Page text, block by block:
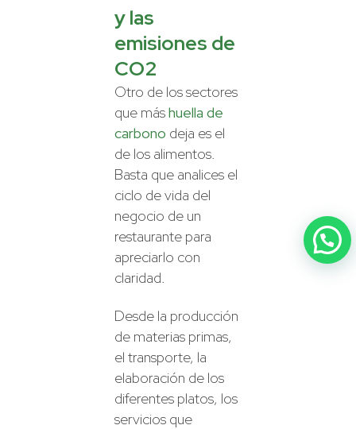
y las
emisiones de
CO2
Otro de los sectores
que máshuella de
carbono deja es el
de los alimentos.
Basta que analices el
ciclo de vida del
negocio de un
restaurante para
apreciarlo con
claridad.
Desde la producción
de materias primas,
el transporte, la
elaboración de los
diferentes platos, los
servicios que